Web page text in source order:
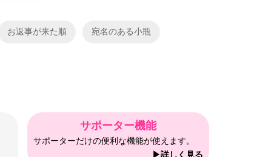
お返事が来た順 宛名のある小瓶
サポーター機能
サポーターだけの便利な機能が使えます。
▶詳しく見る